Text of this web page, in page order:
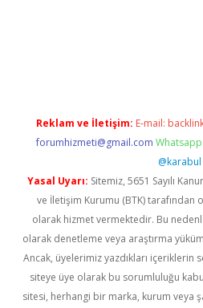
Reklam ve İletişim: E-mail:
forumhizmeti@gmail.com
@karabul
Yasal Uyarı: Sitemiz, 5651 Sayılı
ve İletişim Kurumu (BTK) tarafından
olarak hizmet vermektedir. Bu
olarak denetleme veya araştırma
Ancak, üyelerimiz yazdıkları içeriklerin
siteye üye olarak bu sorumluluğu
sitesi, herhangi bir marka, kurum veya